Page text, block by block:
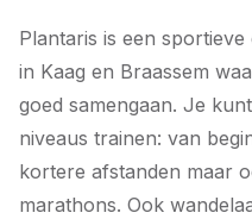
Plantaris is een
in Kaag en Braassem
goed samengaan. Je
niveaus trainen: van
kortere afstanden maar
marathons. Ook